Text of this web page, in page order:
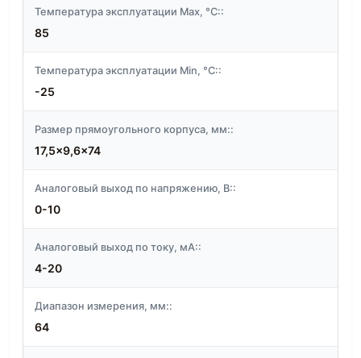
Температура эксплуатации Max, °C::
85
Температура эксплуатации Min, °C::
-25
Размер прямоугольного корпуса, мм::
17,5x9,6x74
Аналоговый выход по напряжению, В::
0-10
Аналоговый выход по току, мА::
4-20
Диапазон измерения, мм::
64